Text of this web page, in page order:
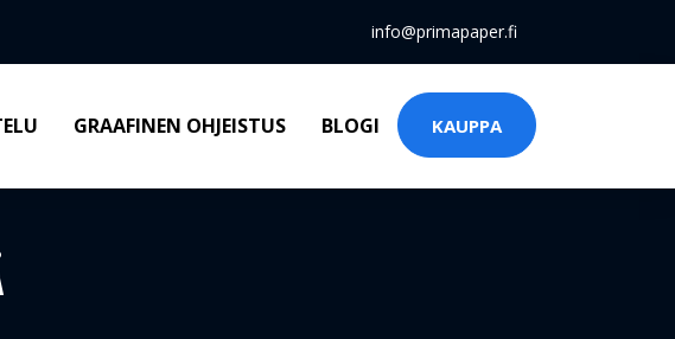
info@primapaper.fi
GRAAFINEN OHJEISTUS BLOGI KAUPPA